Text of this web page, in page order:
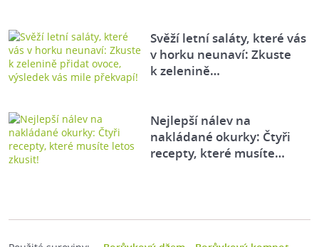
Svěží letní saláty, které vás
v horku neunaví: Zkuste
k zelenině…
Nejlepší nálev na
nakládané okurky: Čtyři
recepty, které musíte…